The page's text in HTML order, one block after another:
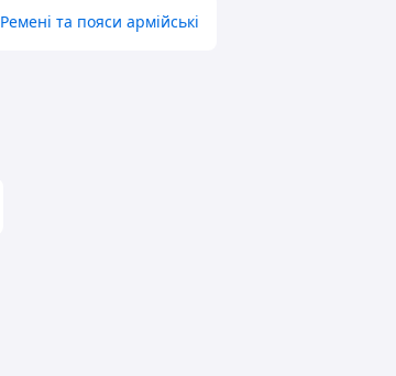
Ремені та пояси армійські